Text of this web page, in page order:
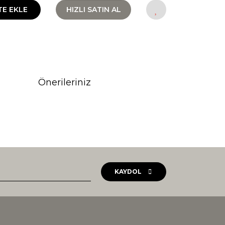
EKLE HIZLI SATIN AL
Önerileriniz
KAYDOL